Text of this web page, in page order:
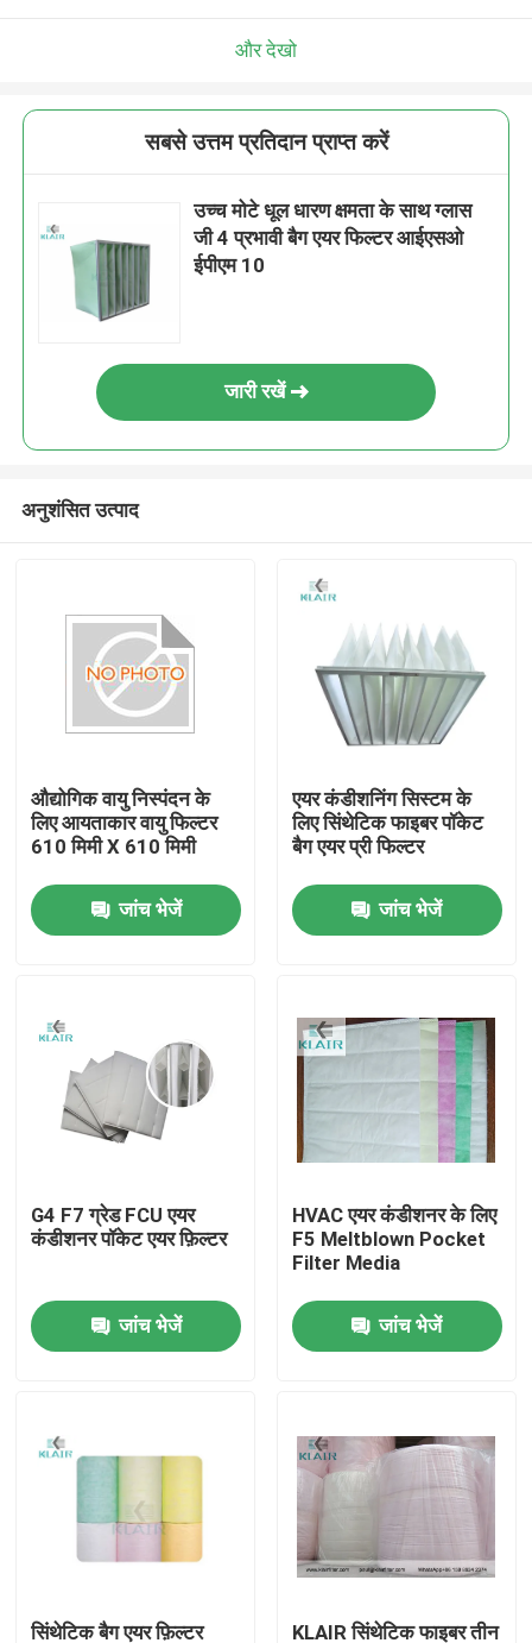
उत्पादों
हमारे बारे में
गुणवत्ता नियंत्रण
संपर्क करें
एचवीएसी एयर फ़िल्टर
HEPA हवा फिल्टर
और देखो
सबसे उत्तम प्रतिदान प्राप्त करें
उच्च मोटे धूल धारण क्षमता के साथ ग्लास
जी 4 प्रभावी बैग एयर फिल्टर आईएसओ
ईपीएम 10
जारी रखें
अनुशंसित उत्पाद
औद्योगिक वायु निस्पंदन के
लिए आयताकार वायु फिल्टर
610 मिमी X 610 मिमी
जांच भेजें
एयर कंडीशनिंग सिस्टम के
लिए सिंथेटिक फाइबर पॉकेट
बैग एयर प्री फिल्टर
जांच भेजें
G4 F7 ग्रेड FCU एयर
कंडीशनर पॉकेट एयर फ़िल्टर
जांच भेजें
HVAC एयर कंडीशनर के लिए
F5 Meltblown Pocket
Filter Media
जांच भेजें
सिंथेटिक बैग एयर फ़िल्टर KLAIR सिंथेटिक फाइबर तीन